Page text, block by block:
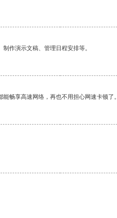
作演示文稿、管理日程安排等。
畅享高速网络，再也不用担心网速卡顿了。